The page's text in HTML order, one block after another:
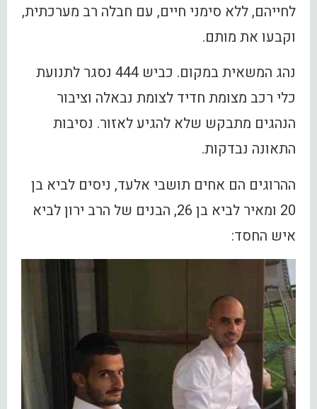
לחייהם, ללא סימני חיים, עם חבלה רב מערכתית,
וקבעו את מותם.
נהג המשאית במקום. כביש 444 נסגר לתנועת
כלי רכב מצומת חדיד לצומת נבאלה וציבור
הנהגים מתבקש שלא להגיע לאזור. נסיבות
התאונה נבדקות.
ההרוגים הם אחים תושבי אלעד, ניסים לביא בן
20 ומאיר לביא בן 26, הבנים של הרב ירון לביא
איש החסד: